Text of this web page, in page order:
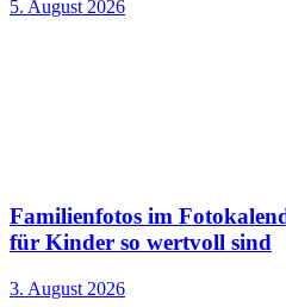
5. August 2026
Familienfotos im
für Kinder so wertvoll sind
3. August 2026